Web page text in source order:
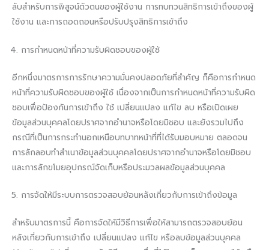
ลับสำหรับการพิสูจน์ตัวตนของผู้ใช้งาน การทบทวนสิทธิการเข้าถึงของผู้
ใช้งาน และการถอดถอนหรือปรับปรุงสิทธิการเข้าถึง
การกำหนดหน้าที่ความรับผิดชอบของผู้ใช้
อีกหนึ่งมาตรการการรักษาความมั่นคงปลอดภัยที่สำคัญ ก็คือการกำหนด
หน้าที่ความรับผิดชอบของผู้ใช้ เนื่องจากเป็นการกำหนดหน้าที่ความรับผิด
ชอบเพื่อป้องกันการเข้าถึง ใช้ เปลี่ยนแปลง แก้ไข ลบ หรือเปิดเผย
ข้อมูลส่วนบุคคลโดยปราศจากอำนาจหรือโดยมิชอบ และยังรวมไปถึง
กรณีที่เป็นการกระทำนอกเหนือบทบาทหน้าที่ที่ได้รับมอบหมาย ตลอดจน
การลักลอบทำสำเนาข้อมูลส่วนบุคคลโดยปราศจากอำนาจหรือโดยมิชอบ
และการลักขโมยอุปกรณ์จัดเก็บหรือประมวลผลข้อมูลส่วนบุคคล
การจัดให้มีระบบการตรวจสอบย้อนหลังเกี่ยวกับการเข้าถึงข้อมูล
สำหรับมาตรการนี้ คือการจัดให้มีวิธีการเพื่อให้สามารถตรวจสอบย้อน
หลังเกี่ยวกับการเข้าถึง เปลี่ยนแปลง แก้ไข หรือลบข้อมูลส่วนบุคคล